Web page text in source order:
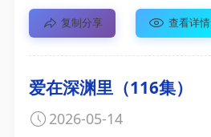
复制分享 查看详情
爱在深渊里（116集）
2026-05-14